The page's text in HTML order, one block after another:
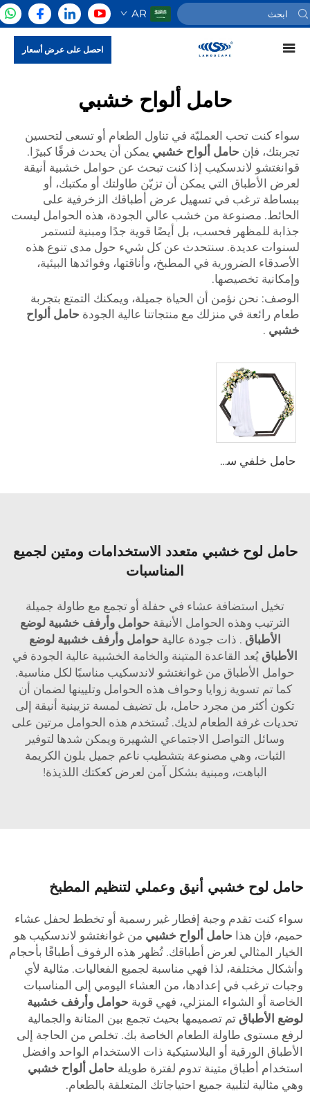
AR
احصل على عرض أسعار
حامل ألواح خشبي
سواء كنت تحب العمليّة في تناول الطعام أو تسعى لتحسين
تجربتك، فإنحامل ألواح خشبييمكن أن يحدث فرقًا كبيرًا.
قوانغتشو لاندسكيب إذا كنت تبحث عن حوامل خشبية أنيقة
لعرض الأطباق التي يمكن أن تزيّن طاولتك أو مكتبك، أو
ببساطة ترغب في تسهيل عرض أطباقك الزخرفية على
الحائط. مصنوعة من خشب عالي الجودة، هذه الحوامل ليست
جذابة للمظهر فحسب، بل أيضًا قوية جدًا ومبنية لتستمر
لسنوات عديدة. سنتحدث عن كل شيء حول مدى تنوع هذه
الأصدقاء الضرورية في المطبخ، وأناقتها، وفوائدها البيئية،
وإمكانية تخصيصها.
الوصف: نحن نؤمن أن الحياة جميلة، ويمكنك التمتع بتجربة
طعام رائعة في منزلك مع منتجاتنا عالية الجودةحامل ألواح
خشبي.
حامل خلفي سداسي مزدوج الوجه من الخشب
حامل لوح خشبي متعدد الاستخدامات ومتين لجميع
المناسبات
تخيل استضافة عشاء في حفلة أو تجمع مع طاولة جميلة
الترتيب وهذه الحوامل الأنيقةحوامل وأرفف خشبية لوضع
الأطباق. ذات جودة عاليةحوامل وأرفف خشبية لوضع
الأطباقيُعد القاعدة المتينة والخامة الخشبية عالية الجودة في
حوامل الأطباق من غوانغتشو لاندسكيب مناسبًا لكل مناسبة.
كما تم تسوية زوايا وحواف هذه الحوامل وتليينها لضمان أن
تكون أكثر من مجرد حامل، بل تضيف لمسة تزيينية أنيقة إلى
تحديات غرفة الطعام لديك. تُستخدم هذه الحوامل مرتين على
وسائل التواصل الاجتماعي الشهيرة ويمكن شدها لتوفير
الثبات، وهي مصنوعة بتشطيب ناعم جميل بلون الكريمة
الباهت، ومبنية بشكل آمن لعرض كعكتك اللذيذة!
لوح خشبي أنيق وعملي لتنظيم المطبخ
كنت تقدم وجبة إفطار غير رسمية أو تخطط لحفل عشاء
فإن هذاحامل ألواح خشبي من غوانغتشو لاندسكيب هو
المثالي لعرض أطباقك. تُظهر هذه الرفوف أطباقًا بأحجام
مختلفة، لذا فهي مناسبة لجميع الفعاليات. مثالية لأي
ترغب في إعدادها، من العشاء اليومي إلى المناسبات
أو الشواء المنزلي، فهي قويةحوامل وأرفف خشبية
الأطباقتم تصميمها بحيث تجمع بين المتانة والجمالية
مستوى طاولة الطعام الخاصة بك. تخلص من الحاجة إلى
الورقية أو البلاستيكية ذات الاستخدام الواحد وافضل
أطباق متينة تدوم لفترة طويلةحامل ألواح خشبي
مثالية لتلبية جميع احتياجاتك المتعلقة بالطعام.